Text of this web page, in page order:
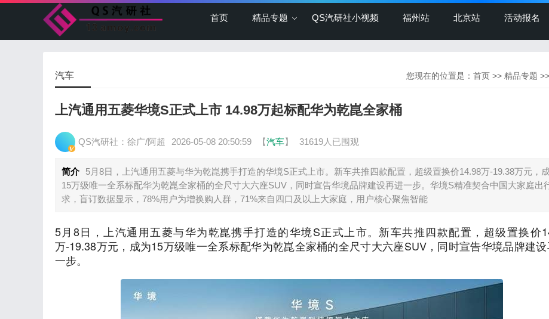
首页 精品专题 QS汽研社小视频 福州站 北京站 活动报名
您现在的位置是： 首页 >> 精品专题 >>
汽车
上汽通用五菱华境S正式上市 14.98万起标配华为乾崑全家桶
QS汽研社：徐广/阿超 2026-05-08 20:50:59 【汽车】 31619人已围观
简介
5月8日，上汽通用五菱与华为乾崑携手打造的华境S正式上市。新车共推四款配置，超级置换价14.98万-19.38万元，
15万级唯一全系标配华为乾崑全家桶的全尺寸大六座SUV，同时宣告华境品牌建设再进一步。华境S精准契合中国大家庭出
求，盲订数据显示，78%用户为增换购人群，71%来自四口及以上大家庭，用户核心聚焦智能
5月8日，上汽通用五菱与华为乾崑携手打造的华境S正式上市。新车共推四款配置，超级置换价
万-19.38万元，成为15万级唯一全系标配华为乾崑全家桶的全尺寸大六座SUV，同时宣告华境品牌建
一步。